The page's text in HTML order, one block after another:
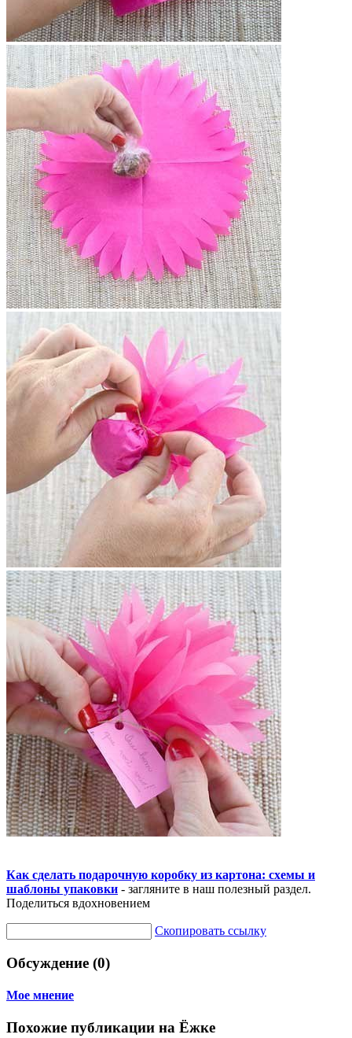
Как сделать подарочную коробку из картона: схемы и
шаблоны упаковки - загляните в наш полезный раздел.
Поделиться вдохновением
Скопировать ссылку
Обсуждение (0)
Мое мнение
Похожие публикации на Ёжке